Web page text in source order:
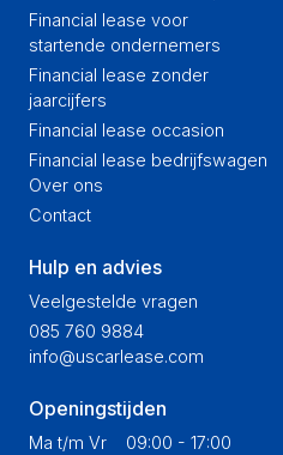
Financial lease voor
startende ondernemers
Financial lease zonder
jaarcijfers
Financial lease occasion
Financial lease bedrijfswagen
Over ons
Contact
Hulp en advies
Veelgestelde vragen
085 760 9884
info@uscarlease.com
Openingstijden
Ma t/m Vr 09:00 - 17:00